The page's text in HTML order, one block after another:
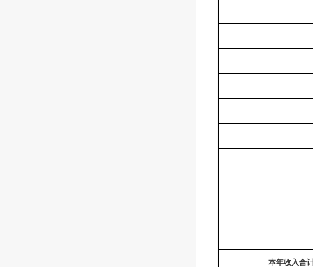
本年收入合